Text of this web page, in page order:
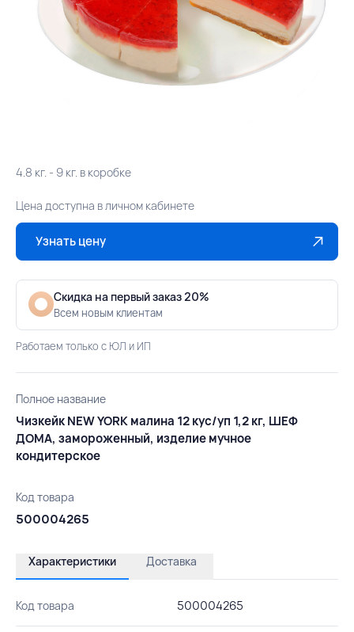
4.8 кг. - 9 кг. в коробке
Цена доступна в личном кабинете
Узнать цену
Скидка на первый заказ 20%
Всем новым клиентам
Работаем только с ЮЛ и ИП
Полное название
Чизкейк NEW YORK малина 12 кус/уп 1,2 кг, ШЕФ
ДОМА, замороженный, изделие мучное
кондитерское
Код товара
500004265
Характеристики Доставка
Код товара 500004265